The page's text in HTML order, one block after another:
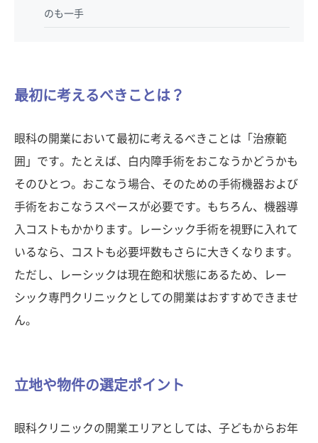
のも一手
最初に考えるべきことは？
眼科の開業において最初に考えるべきことは「治療範
囲」です。たとえば、白内障手術をおこなうかどうかも
そのひとつ。おこなう場合、そのための手術機器および
手術をおこなうスペースが必要です。もちろん、機器導
入コストもかかります。レーシック手術を視野に入れて
いるなら、コストも必要坪数もさらに大きくなります。
ただし、レーシックは現在飽和状態にあるため、レー
シック専門クリニックとしての開業はおすすめできませ
ん。
立地や物件の選定ポイント
眼科クリニックの開業エリアとしては、子どもからお年